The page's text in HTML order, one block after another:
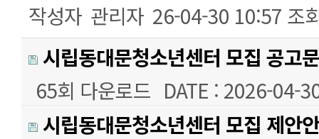
작성자 관리자 26-04-30 10:57 조
시립동대문청소년센터 모집 공고
65회 다운로드 DATE : 2026-04-
시립동대문청소년센터 모집 제안